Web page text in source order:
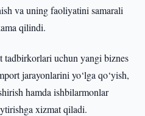
va uning faoliyatini samarali
qilindi.
uchun yangi biznes
jarayonlarini yo‘lga qo‘yish,
hamda ishbilarmonlar
xizmat qiladi.